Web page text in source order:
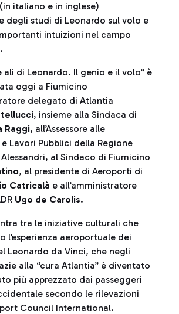
italiano e in inglese)
degli studi di Leonardo sul volo e
intuizioni nel campo
ali di Leonardo. Il genio e il volo” è
oggi a Fiumicino
delegato di Atlantia
, insieme alla Sindaca di
Raggi, all’Assessore alle
Lavori Pubblici della Regione
al Sindaco di Fiumicino
, al presidente di Aeroporti di
Catricalà e all’amministratore
Ugo de Carolis.
tra le iniziative culturali che
l’esperienza aeroportuale dei
Leonardo da Vinci, che negli
alla “cura Atlantia” è diventato
più apprezzato dai passeggeri
secondo le rilevazioni
Council International.